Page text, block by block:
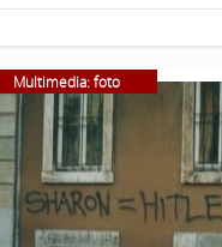
Multimedia: foto